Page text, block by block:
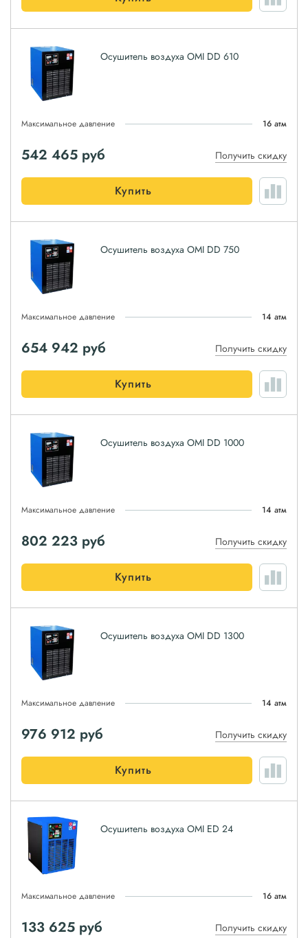
Осушитель воздуха OMI DD 610
Максимальное давление 16 атм
542 465 руб Получить скидку
Купить
Осушитель воздуха OMI DD 750
Максимальное давление 14 атм
654 942 руб Получить скидку
Купить
Осушитель воздуха OMI DD 1000
Максимальное давление 14 атм
802 223 руб Получить скидку
Купить
Осушитель воздуха OMI DD 1300
Максимальное давление 14 атм
976 912 руб Получить скидку
Купить
Осушитель воздуха OMI ED 24
Максимальное давление 16 атм
133 625 руб Получить скидку